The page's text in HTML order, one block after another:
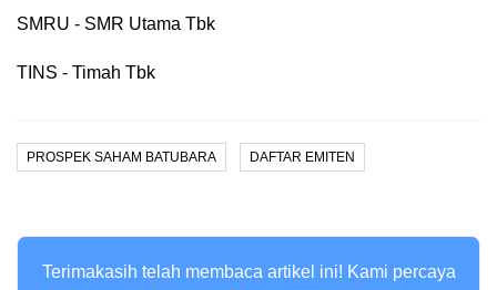
SMRU - SMR Utama Tbk
TINS - Timah Tbk
PROSPEK SAHAM BATUBARA DAFTAR EMITEN
Terimakasih telah membaca artikel ini! Kami percaya